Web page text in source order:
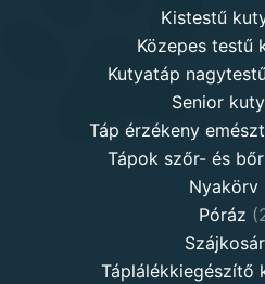
Kistestű
Közepes testű
Kutyatáp
Senior
Táp érzékeny
Tápok szőr- és
Nyakörv
Póráz
Szájkosár
Táplálékkiegészítő